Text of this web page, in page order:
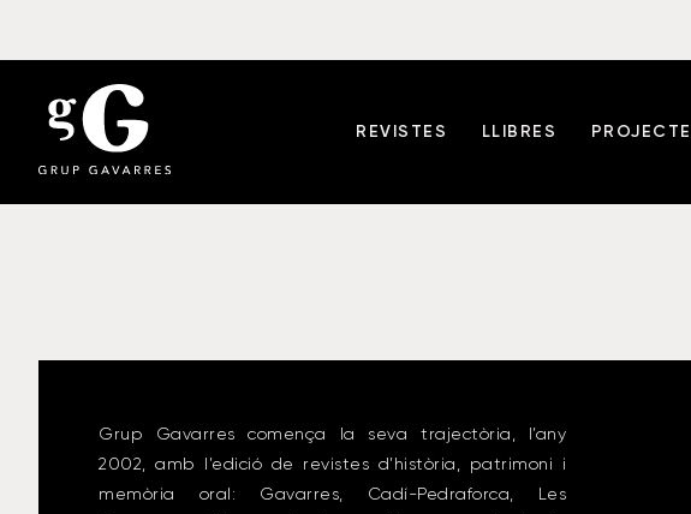
REVISTES LLIBRES
Grup Gavarres comença la seva trajectòria, l’any
2002, amb l’edició de revistes d’història, patrimoni i
memòria oral: Gavarres, Cadí-Pedraforca, Les